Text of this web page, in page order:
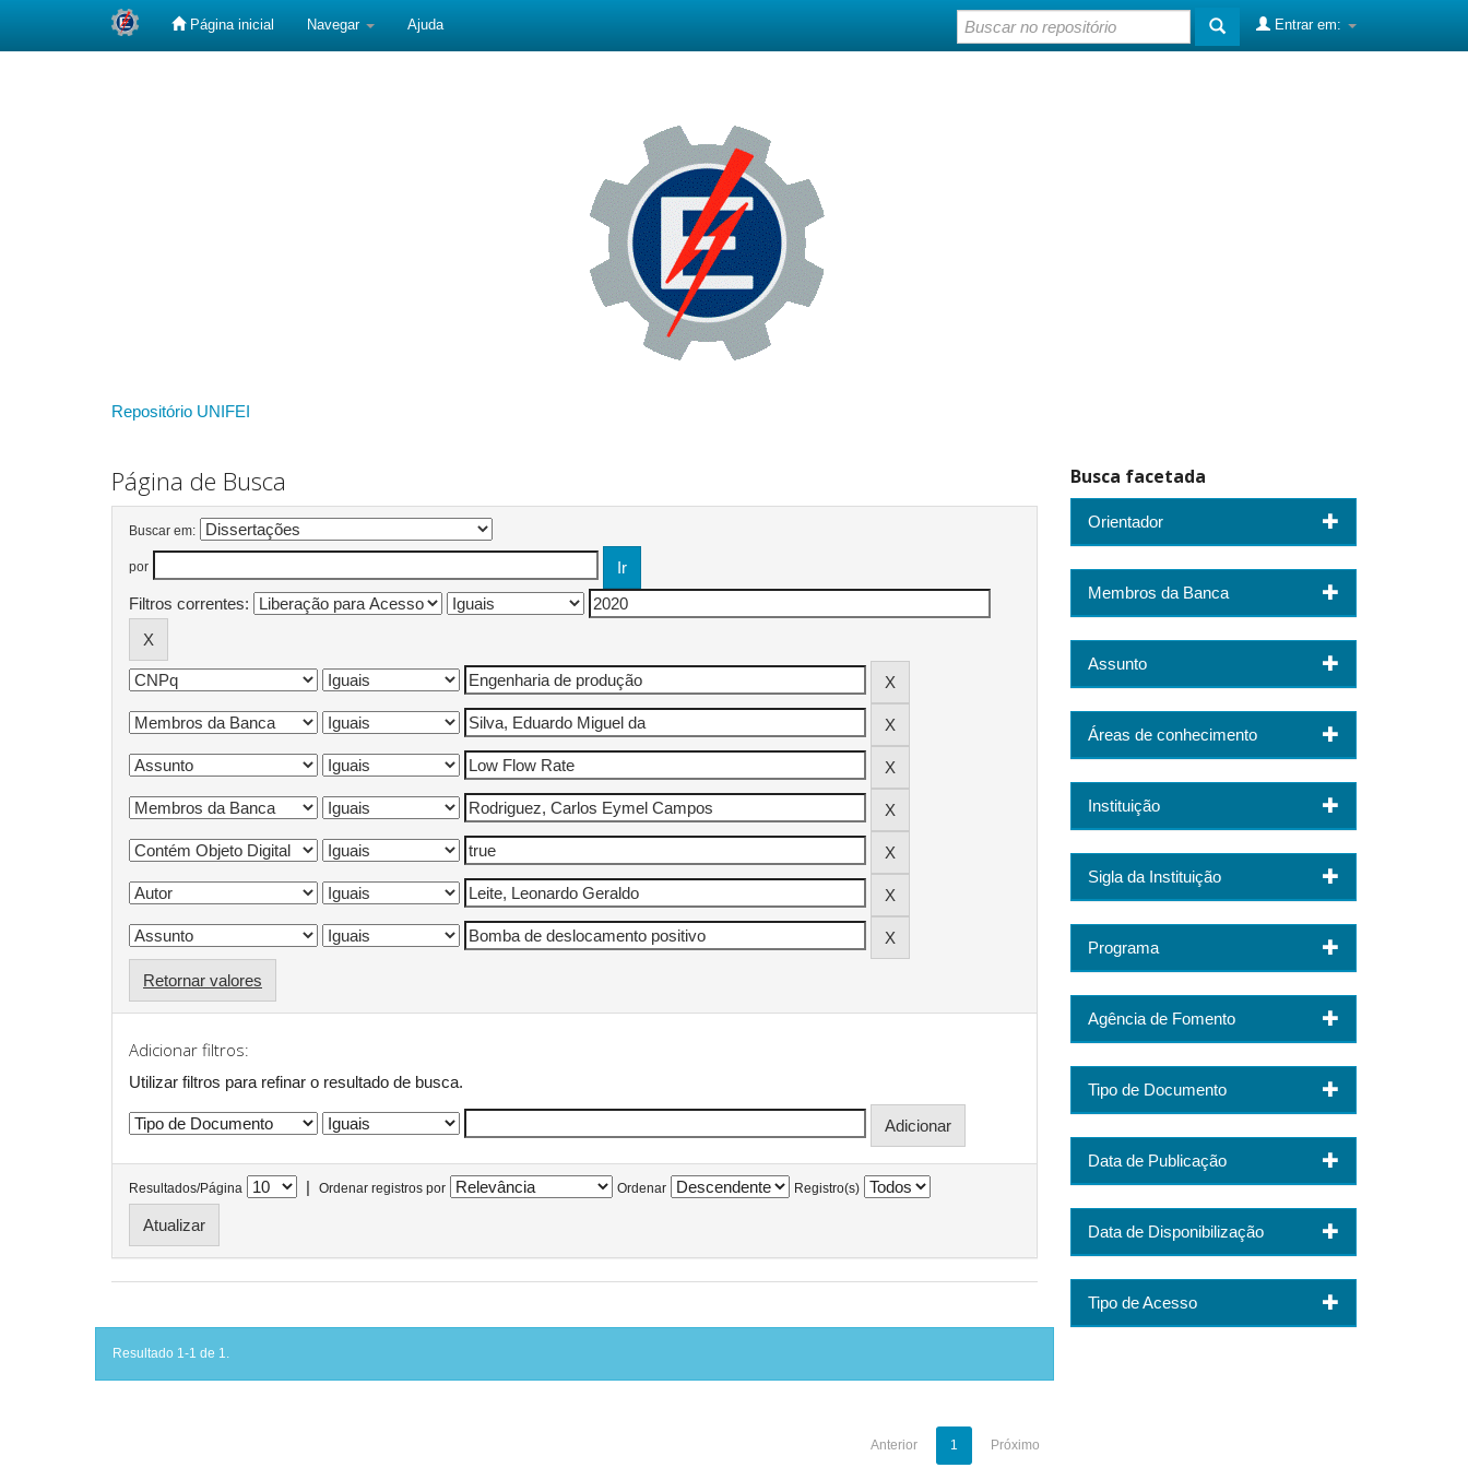
Página inicial Navegar Ajuda Entrar em:
Repositório UNIFEI
Página de Busca
Buscar em:
por
Filtros correntes:
Retornar valores
Adicionar filtros:
Utilizar filtros para refinar o resultado de busca.
Resultados/Página | Ordenar registros por Ordenar Registro(s)
Resultado 1-1 de 1.
Anterior 1 Próximo
Busca facetada
Orientador
Membros da Banca
Assunto
Áreas de conhecimento
Instituição
Sigla da Instituição
Programa
Agência de Fomento
Tipo de Documento
Data de Publicação
Data de Disponibilização
Tipo de Acesso